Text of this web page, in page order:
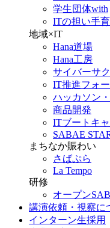
学生団体with
ITの担い手
地域×IT
Hana道場
Hana工房
サイバーサ
IT推進フォ
ハッカソン
商品開発
ITブートキ
SABAE
まちなか賑わい
さばぷら
La Tempo
研修
オープン
講演依頼・視察に
インターン生採用